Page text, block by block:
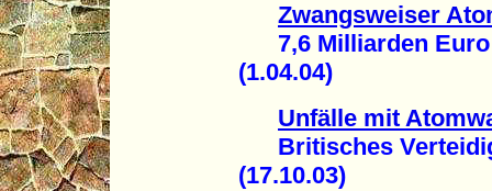
Zwangsweiser
7,6 Milliarden Euro
(1.04.04)
Unfälle mit
Britisches
(17.10.03)